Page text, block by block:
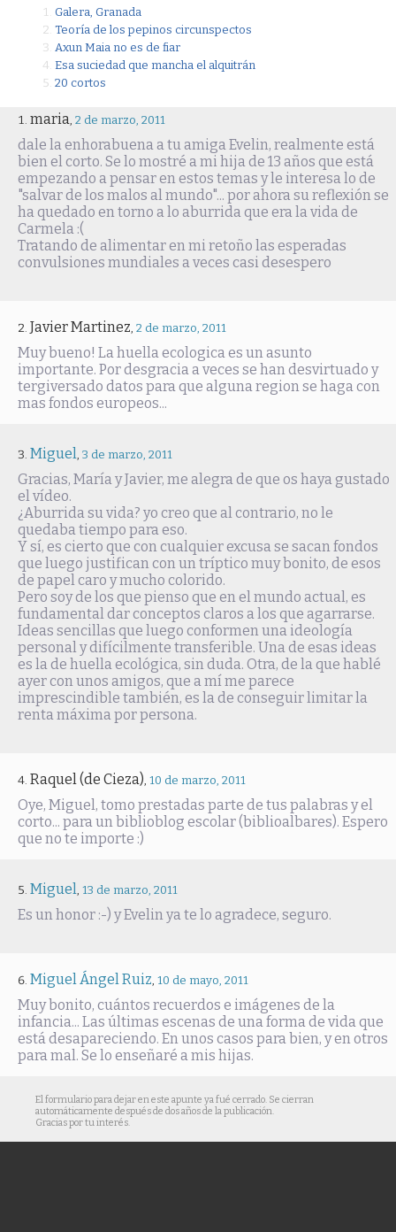
Galera, Granada
Teoría de los pepinos circunspectos
Axun Maia no es de fiar
Esa suciedad que mancha el alquitrán
20 cortos
maria, 2 de marzo, 2011
dale la enhorabuena a tu amiga Evelin, realmente está
bien el corto. Se lo mostré a mi hija de 13 años que está
empezando a pensar en estos temas y le interesa lo de
"salvar de los malos al mundo"... por ahora su reflexión se
ha quedado en torno a lo aburrida que era la vida de
Carmela :(
Tratando de alimentar en mi retoño las esperadas
convulsiones mundiales a veces casi desespero
Javier Martinez, 2 de marzo, 2011
Muy bueno! La huella ecologica es un asunto
importante. Por desgracia a veces se han desvirtuado y
tergiversado datos para que alguna region se haga con
mas fondos europeos...
Miguel, 3 de marzo, 2011
Gracias, María y Javier, me alegra de que os haya gustado
el vídeo.
¿Aburrida su vida? yo creo que al contrario, no le
quedaba tiempo para eso.
Y sí, es cierto que con cualquier excusa se sacan fondos
que luego justifican con un tríptico muy bonito, de esos
de papel caro y mucho colorido.
Pero soy de los que pienso que en el mundo actual, es
fundamental dar conceptos claros a los que agarrarse.
Ideas sencillas que luego conformen una ideología
personal y difícilmente transferible. Una de esas ideas
es la de huella ecológica, sin duda. Otra, de la que hablé
ayer con unos amigos, que a mí me parece
imprescindible también, es la de conseguir limitar la
renta máxima por persona.
Raquel (de Cieza), 10 de marzo, 2011
Oye, Miguel, tomo prestadas parte de tus palabras y el
corto... para un biblioblog escolar (biblioalbares). Espero
que no te importe :)
Miguel, 13 de marzo, 2011
Es un honor :-) y Evelin ya te lo agradece, seguro.
Miguel Ángel Ruiz, 10 de mayo, 2011
Muy bonito, cuántos recuerdos e imágenes de la
infancia... Las últimas escenas de una forma de vida que
está desapareciendo. En unos casos para bien, y en otros
para mal. Se lo enseñaré a mis hijas.
El formulario para dejar en este apunte ya fué cerrado. Se cierran
automáticamente después de dos años de la publicación.
Gracias por tu interés.